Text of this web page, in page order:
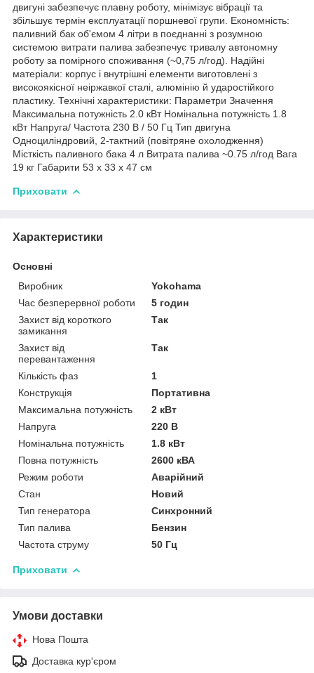
двигуні забезпечує плавну роботу, мінімізує вібрації та
збільшує термін експлуатації поршневої групи. Економність:
паливний бак об'ємом 4 літри в поєднанні з розумною
системою витрати палива забезпечує тривалу автономну
роботу за помірного споживання (~0,75 л/год). Надійні
матеріали: корпус і внутрішні елементи виготовлені з
високоякісної неіржавкої сталі, алюмінію й ударостійкого
пластику. Технічні характеристики: Параметри Значення
Максимальна потужність 2.0 кВт Номінальна потужність 1.8
кВт Напруга/ Частота 230 В / 50 Гц Тип двигуна
Одноциліндровий, 2-тактний (повітряне охолодження)
Місткість паливного бака 4 л Витрата палива ~0.75 л/год Вага
19 кг Габарити 53 x 33 x 47 см
Приховати
Характеристики
Основні
Виробник
Yokohama
Час безперервної роботи
5 годин
Захист від короткого
замикання
Так
Захист від
перевантаження
Так
Кількість фаз
1
Конструкція
Портативна
Максимальна потужність
2 кВт
Напруга
220 В
Номінальна потужність
1.8 кВт
Повна потужність
2600 кВА
Режим роботи
Аварійний
Стан
Новий
Тип генератора
Синхронний
Тип палива
Бензин
Частота струму
50 Гц
Приховати
Умови доставки
Нова Пошта
Доставка кур'єром